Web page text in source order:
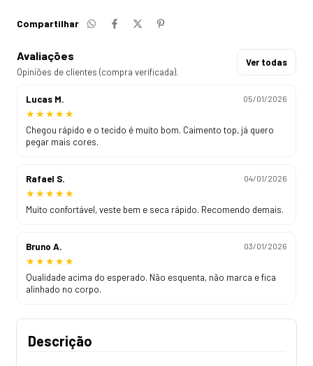
Compartilhar
Avaliações
Opiniões de clientes (compra verificada).
Ver todas
Lucas M. 05/01/2026
★★★★★
Chegou rápido e o tecido é muito bom. Caimento top, já quero
pegar mais cores.
Rafael S. 04/01/2026
★★★★★
Muito confortável, veste bem e seca rápido. Recomendo demais.
Bruno A. 03/01/2026
★★★★★
Qualidade acima do esperado. Não esquenta, não marca e fica
alinhado no corpo.
Descrição